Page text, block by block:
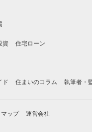
資 住宅ローン
ド 住まいのコラム 執筆者・
ップ 運営会社